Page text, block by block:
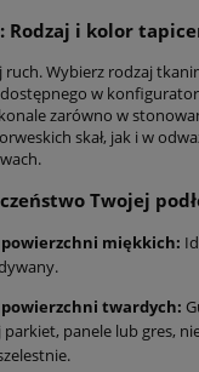
Rodzaj i kolor
Wybierz rodzaj
w
zarówno w
skał, jak i w
Twojej
powierzchni miękkich:
twardych:
panele lub gres,